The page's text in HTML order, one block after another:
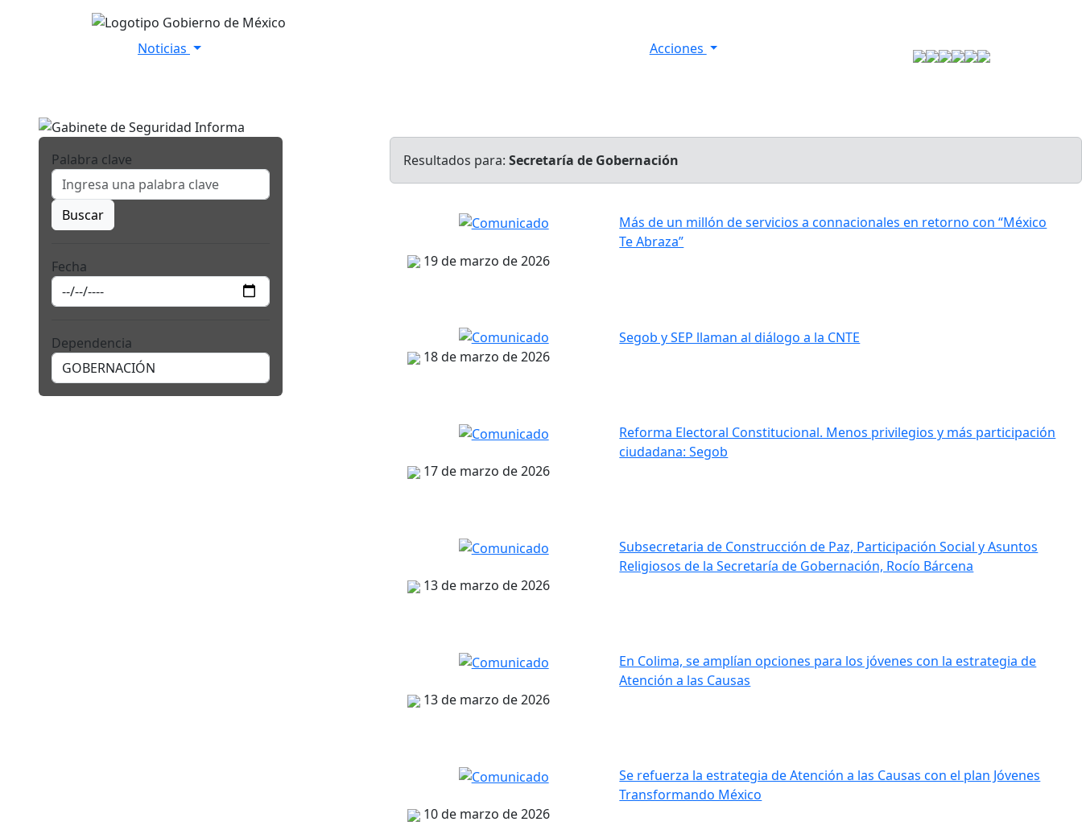
Noticias Acciones
Palabra clave
Buscar
Fecha
Dependencia
Resultados para: Secretaría de Gobernación
Más de un millón de servicios a connacionales en retorno con “México
Te Abraza”
19 de marzo de 2026
Segob y SEP llaman al diálogo a la CNTE
18 de marzo de 2026
Reforma Electoral Constitucional. Menos privilegios y más participación
ciudadana: Segob
17 de marzo de 2026
Subsecretaria de Construcción de Paz, Participación Social y Asuntos
Religiosos de la Secretaría de Gobernación, Rocío Bárcena
13 de marzo de 2026
En Colima, se amplían opciones para los jóvenes con la estrategia de
Atención a las Causas
13 de marzo de 2026
Se refuerza la estrategia de Atención a las Causas con el plan Jóvenes
Transformando México
10 de marzo de 2026